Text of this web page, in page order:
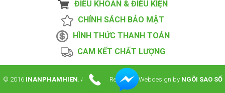
ĐIỀU KHOẢN & ĐIỀU KIỆN
CHÍNH SÁCH BẢO MẬT
HÌNH THỨC THANH TOÁN
CAM KẾT CHẤT LƯỢNG
© 2016 INANPHAMHIEN . All Rights Reserved. Webdesign by NGÔI SAO SỐ